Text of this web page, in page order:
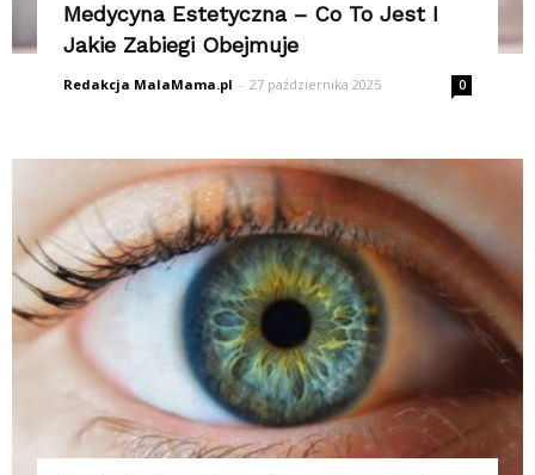
Medycyna Estetyczna – Co To Jest I
Jakie Zabiegi Obejmuje
Redakcja MalaMama.pl - 27 października 2025 0